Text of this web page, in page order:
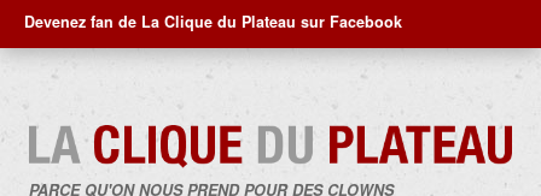
Devenez fan de La Clique du Plateau sur Facebook
PARCE QU'ON NOUS PREND POUR DES CLOWNS